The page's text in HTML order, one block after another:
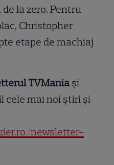
la zero. Pentru
Christopher
etape de machiaj
TVMania și
cele mai noi știri și
newsletter-